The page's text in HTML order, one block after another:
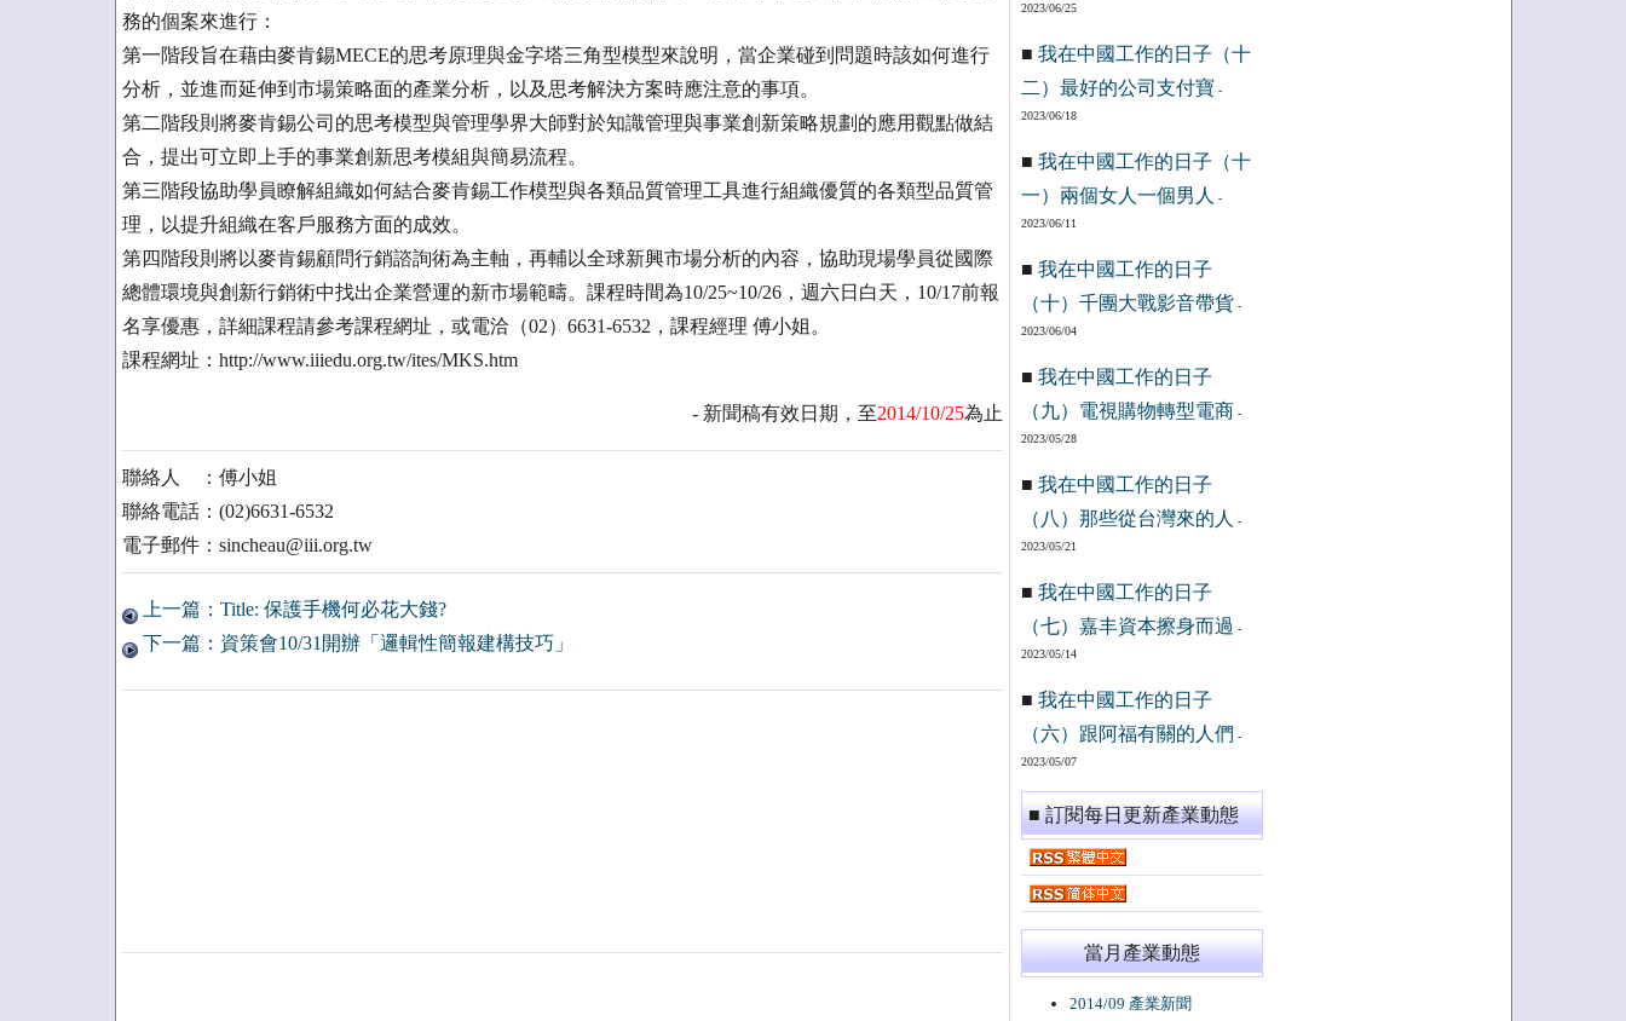
務的個案來進行：
第一階段旨在藉由麥肯錫MECE的思考原理與金字塔三角型模型來說明，當企業碰到問題時該如何進行
分析，並進而延伸到市場策略面的產業分析，以及思考解決方案時應注意的事項。
第二階段則將麥肯錫公司的思考模型與管理學界大師對於知識管理與事業創新策略規劃的應用觀點做結
合，提出可立即上手的事業創新思考模組與簡易流程。
第三階段協助學員瞭解組織如何結合麥肯錫工作模型與各類品質管理工具進行組織優質的各類型品質管
理，以提升組織在客戶服務方面的成效。
第四階段則將以麥肯錫顧問行銷諮詢術為主軸，再輔以全球新興市場分析的內容，協助現場學員從國際
總體環境與創新行銷術中找出企業營運的新市場範疇。課程時間為10/25~10/26，週六日白天，10/17前報
名享優惠，詳細課程請參考課程網址，或電洽（02）6631-6532，課程經理 傅小姐。
課程網址：http://www.iiiedu.org.tw/ites/MKS.htm
- 新聞稿有效日期，至2014/10/25為止
聯絡人 ：傅小姐
聯絡電話：(02)6631-6532
電子郵件：sincheau@iii.org.tw
上一篇：Title: 保護手機何必花大錢?
下一篇：資策會10/31開辦「邏輯性簡報建構技巧」
2023/06/25
■ 我在中國工作的日子（十
二）最好的公司支付寶 -
2023/06/18
■ 我在中國工作的日子（十
一）兩個女人一個男人
-
2023/06/11
■ 我在中國工作的日子
（十）千團大戰影音帶貨 -
2023/06/04
■ 我在中國工作的日子
（九）電視購物轉型電商 -
2023/05/28
■ 我在中國工作的日子
（八）那些從台灣來的人
-
2023/05/21
■ 我在中國工作的日子
（七）嘉丰資本擦身而過 -
2023/05/14
■ 我在中國工作的日子
（六）跟阿福有關的人們 -
2023/05/07
■ 訂閱每日更新產業動態
當月產業動態
2014/09 產業新聞